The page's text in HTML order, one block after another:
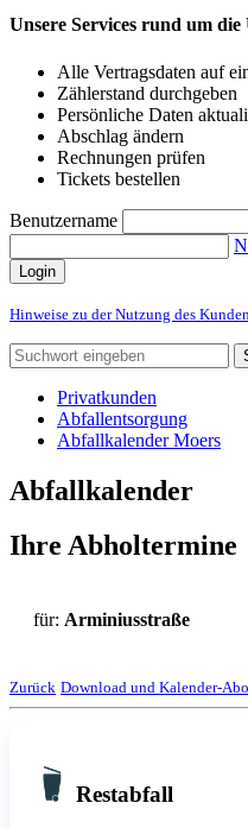
Unsere Services rund um
Alle Vertragsdaten auf
Zählerstand durchgeben
Persönliche Daten
Abschlag ändern
Rechnungen prüfen
Tickets bestellen
Benutzername
Login
Hinweise zu der Nutzung des
Privatkunden
Abfallentsorgung
Abfallkalender Moers
Abfallkalender
Ihre Abholtermine
für: Arminiusstraße
Zurück Download und Kalender-Abo
Restabfall